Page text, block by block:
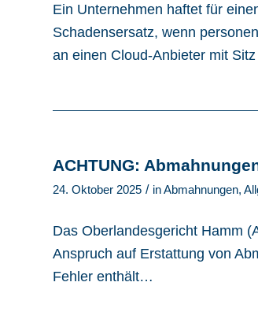
Ein Unternehmen haftet für
Schadensersatz, wenn
an einen Cloud-Anbieter mit
ACHTUNG:
24. Oktober 2025 / inAbmahnungen,
Das Oberlandesgericht Hamm
Anspruch auf Erstattung von
Fehler enthält…